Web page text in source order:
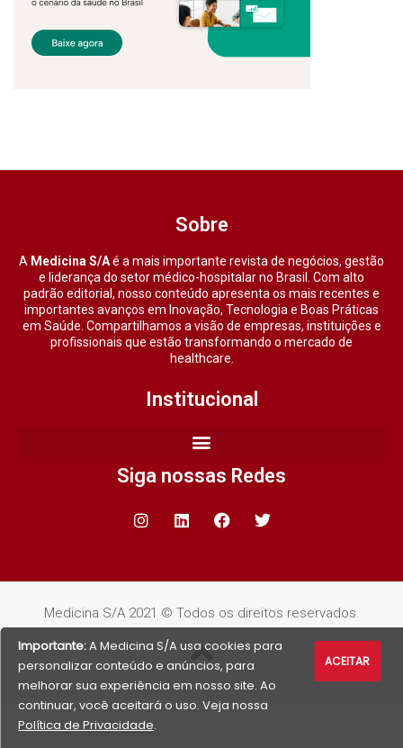
Sobre
A Medicina S/Aé a mais importante revista de negócios, gestão
e liderança do setor médico-hospitalar no Brasil. Com alto
padrão editorial, nosso conteúdo apresenta os mais recentes e
importantes avanços em Inovação, Tecnologia e Boas Práticas
em Saúde. Compartilhamos a visão de empresas, instituições e
profissionais que estão transformando o mercado de
healthcare.
Institucional
Siga nossas Redes
Medicina S/A 2021 © Todos os direitos reservados.
Importante:A Medicina S/A usa cookies para
personalizar conteúdo e anúncios, para
melhorar sua experiência em nosso site. Ao
continuar, você aceitará o uso. Veja nossa
Política de Privacidade.
ACEITAR